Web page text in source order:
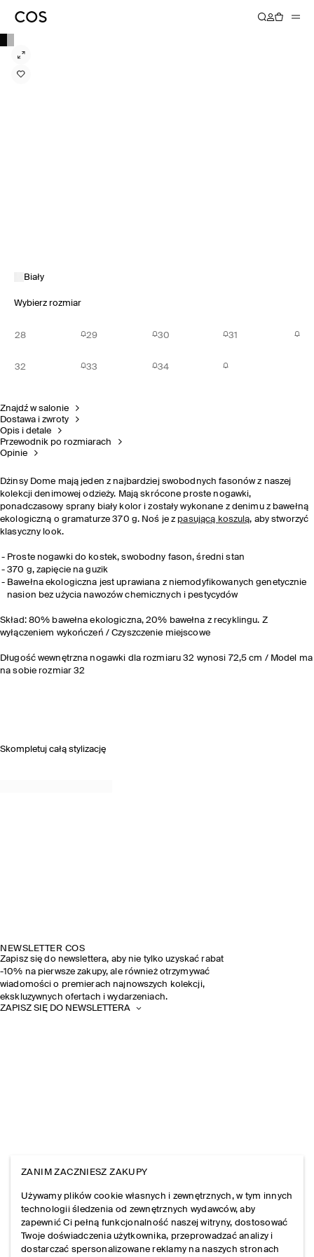
Biały
Wybierz rozmiar
28 29 30 31
32 33 34
Znajdź w salonie
Dostawa i zwroty
Opis i detale
Przewodnik po rozmiarach
Opinie
Dżinsy Dome mają jeden z najbardziej swobodnych fasonów z naszej
kolekcji denimowej odzieży. Mają skrócone proste nogawki,
ponadczasowy sprany biały kolor i zostały wykonane z denimu z bawełną
ekologiczną o gramaturze 370 g. Noś je z pasującą koszulą, aby stworzyć
klasyczny look.
Proste nogawki do kostek, swobodny fason, średni stan
370 g, zapięcie na guzik
Bawełna ekologiczna jest uprawiana z niemodyfikowanych genetycznie
nasion bez użycia nawozów chemicznych i pestycydów
Skład: 80% bawełna ekologiczna, 20% bawełna z recyklingu. Z
wyłączeniem wykończeń / Czyszczenie miejscowe
Długość wewnętrzna nogawki dla rozmiaru 32 wynosi 72,5 cm / Model ma
na sobie rozmiar 32
Skompletuj całą stylizację
NEWSLETTER COS
Zapisz się do newslettera, aby nie tylko uzyskać rabat
-10% na pierwsze zakupy, ale również otrzymywać
wiadomości o premierach najnowszych kolekcji,
ekskluzywnych ofertach i wydarzeniach.
ZAPISZ SIĘ DO NEWSLETTERA
ZANIM ZACZNIESZ ZAKUPY
Używamy plików cookie własnych i zewnętrznych, w tym innych
technologii śledzenia od zewnętrznych wydawców, aby
zapewnić Ci pełną funkcjonalność naszej witryny, dostosować
Twoje doświadczenia użytkownika, przeprowadzać analizy i
dostarczać spersonalizowane reklamy na naszych stronach